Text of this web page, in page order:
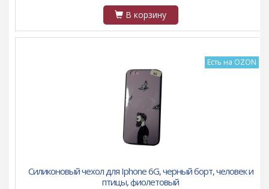
В корзину
Есть на OZON
Силиконовый чехол для Iphone 6G, черный борт, человек и
птицы, фиолетовый